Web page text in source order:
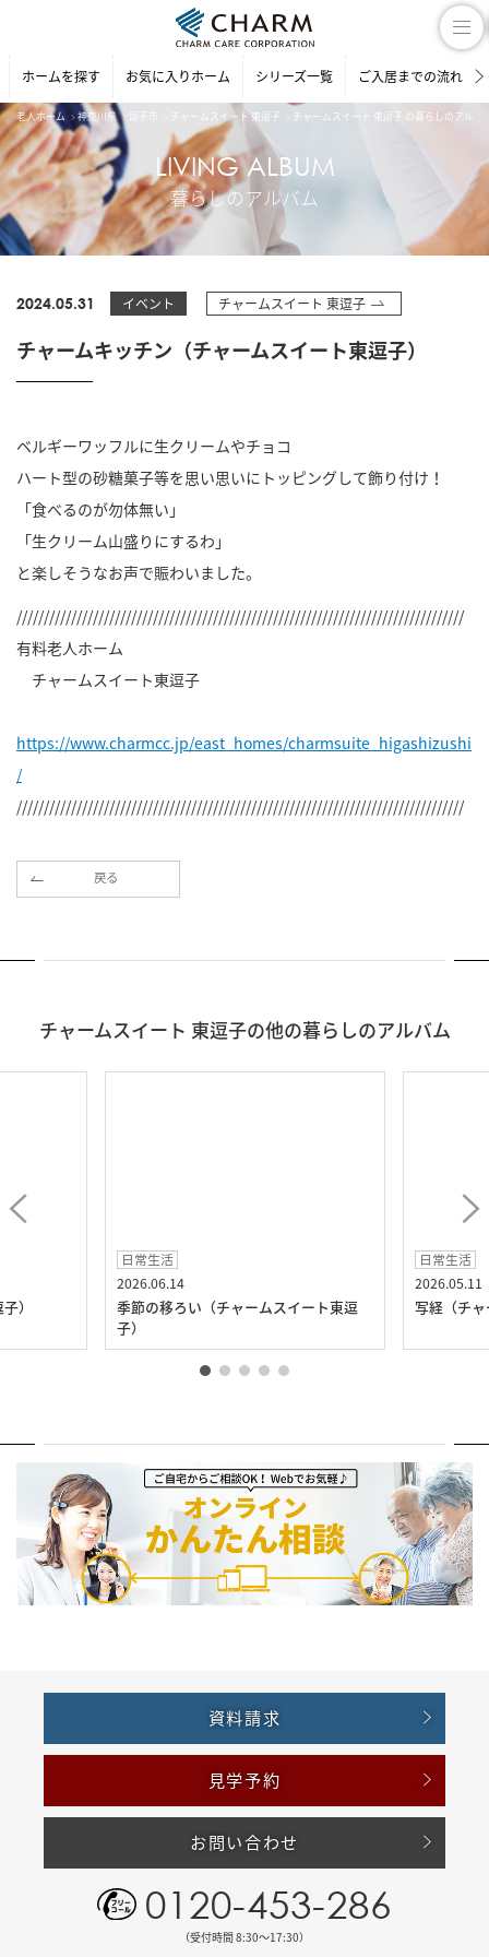
ホームを探す お気に入りホーム シリーズ一覧 ご入居までの流れ
老人ホーム 神奈川県 逗子市 チャームスイート 東逗子 チャームスイート 東逗子 の暮らしのアルバ
LIVING ALBUM
暮らしのアルバム
2024.05.31 イベント チャームスイート 東逗子
チャームキッチン（チャームスイート東逗子）
ベルギーワッフルに生クリームやチョコ
ハート型の砂糖菓子等を思い思いにトッピングして飾り付け！
「食べるのが勿体無い」
「生クリーム山盛りにするわ」
と楽しそうなお声で賑わいました。
//////////////////////////////////////////////////////////////////////////////////
有料老人ホーム
チャームスイート東逗子
https://www.charmcc.jp/east_homes/charmsuite_higashizushi
/
//////////////////////////////////////////////////////////////////////////////////
戻る
チャームスイート 東逗子の他の暮らしのアルバム
）
日常生活
2026.06.14
季節の移ろい（チャームスイート東逗
子）
日常生活
2026.05.11
写経（チ
資料請求
見学予約
お問い合わせ
0120-453-286
（受付時間 8:30〜17:30）